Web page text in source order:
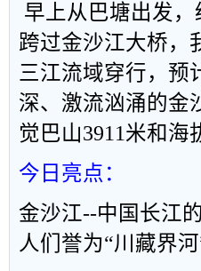
早上从巴塘出发
跨过金沙江大桥，
三江流域穿行，预
深、激流汹涌的金
觉巴山3911米和海
今日亮点：
金沙江--中国长江
人们誉为“川藏界河